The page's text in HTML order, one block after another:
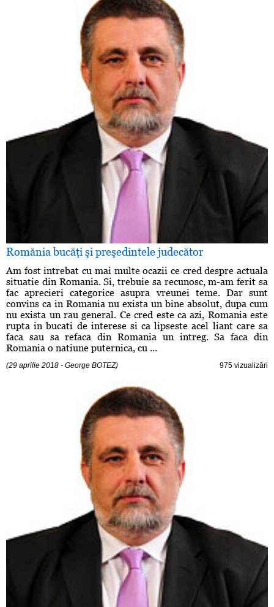
Romănia bucăţi şi preşedintele judecător
Am fost intrebat cu mai multe ocazii ce cred despre actuala
situatie din Romania. Si, trebuie sa recunosc, m-am ferit sa
fac aprecieri categorice asupra vreunei teme. Dar sunt
convins ca in Romania nu exista un bine absolut, dupa cum
nu exista un rau general. Ce cred este ca azi, Romania este
rupta in bucati de interese si ca lipseste acel liant care sa
faca sau sa refaca din Romania un intreg. Sa faca din
Romania o natiune puternica, cu ...
(29 aprilie 2018 - George BOTEZ) 975 vizualizări